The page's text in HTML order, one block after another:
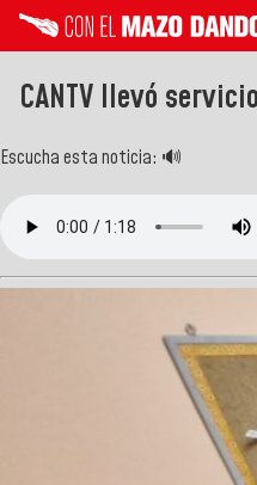
CANTV llevó
Escucha esta noticia: 🔊